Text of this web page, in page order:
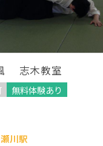
志木教室
無料体験あり
川駅